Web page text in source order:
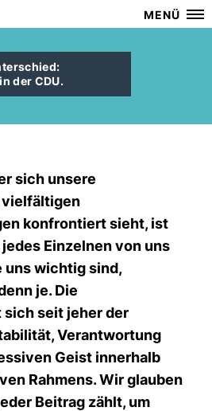
MENÜ
der CDU.
sich unsere
konfrontiert sieht, ist
Einzelnen von uns
uns wichtig sind,
je. Die
seit jeher der
Verantwortung
Geist innerhalb
Rahmens. Wir glauben
Beitrag zählt, um